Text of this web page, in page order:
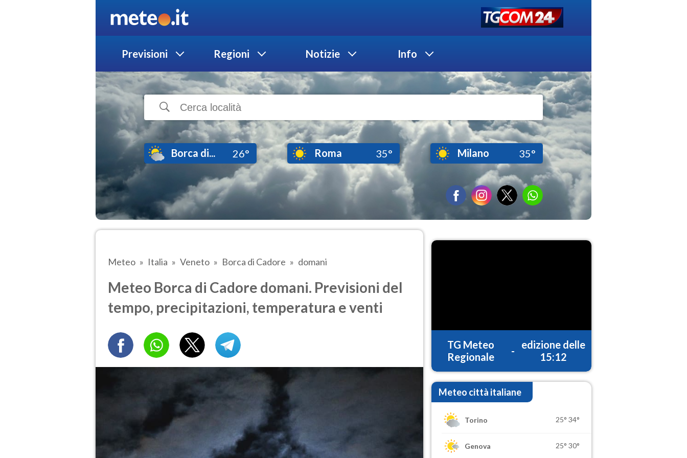
Previsioni Regioni Notizie Info
Borca di... 26° Roma 35° Milano 35°
Meteo Italia Veneto Borca di Cadore domani
Meteo Borca di Cadore domani. Previsioni del
tempo, precipitazioni, temperatura e venti
TG Meteo
Regionale
-
edizione delle
15:12
Meteo città italiane
Torino 25° 34°
Genova 25° 30°